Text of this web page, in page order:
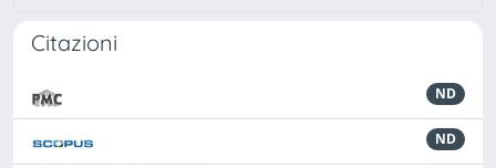
Citazioni
ND
ND